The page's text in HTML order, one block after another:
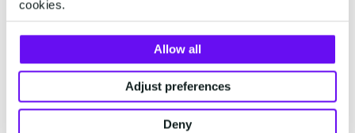
cookies.
Allow all
Adjust preferences
Deny
Detta innebär också att kunderna upplever ett
varumärke, inte en kanal inom varumärket. Alla
kanaler är anpassade till kundens behov, och
kunden kan själv välja vilken kanal som passar
bäst. Omnichannel möjliggör också bättre